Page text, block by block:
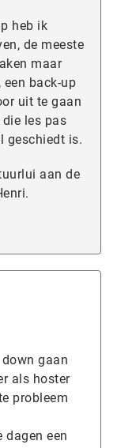
heb ik
de meeste
maar
back-up
uit te gaan
les pas
geschiedt is.
aan de
gaan
als hoster
probleem
dagen een